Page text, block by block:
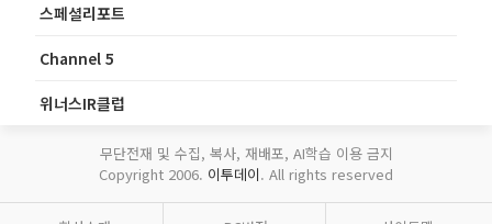
스페셜리포트
Channel 5
위너스IR클럽
무단전재 및 수집, 복사, 재배포, AI학습 이용 금지
Copyright 2006. 이투데이. All rights reserved